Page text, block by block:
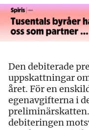
Den debiterade
uppskattningar
året. För en
egenavgifterna i
debiteringen